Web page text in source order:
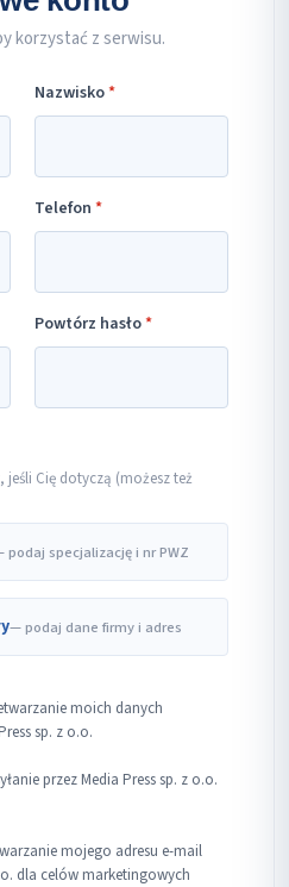
korzystać z serwisu.
Nazwisko*
Telefon *
Powtórz hasło*
Cię dotyczą (możesz też
podaj specjalizację i nr PWZ
— podaj dane firmy i adres
moich danych
sp. z o.o.
przez Media Press sp. z o.o.
mojego adresu e-mail
dla celów marketingowych